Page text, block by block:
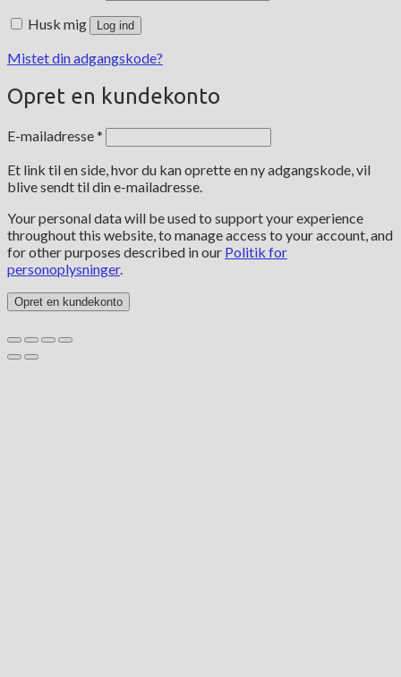
Husk mig Log ind
Mistet din adgangskode?
Opret en kundekonto
E-mailadresse* Påkrævet
Et link til en side, hvor du kan oprette en ny adgangskode, vil
blive sendt til din e-mailadresse.
Your personal data will be used to support your experience
throughout this website, to manage access to your account, and
for other purposes described in our Politik for
personoplysninger.
Opret en kundekonto